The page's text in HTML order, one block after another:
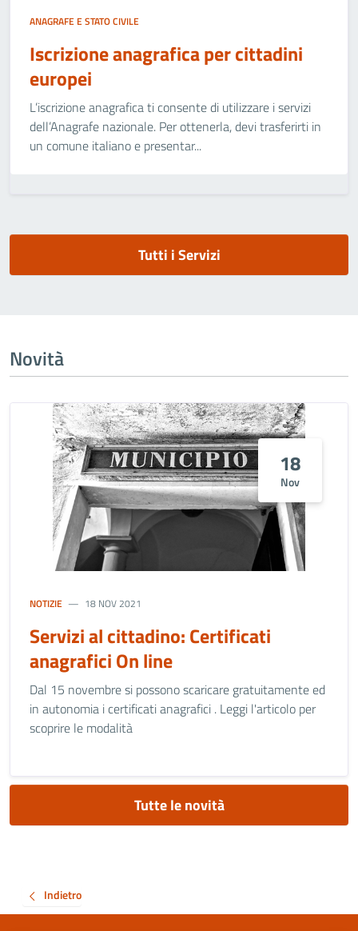
ANAGRAFE E STATO CIVILE
Iscrizione anagrafica per cittadini
europei
L’iscrizione anagrafica ti consente di utilizzare i servizi
dell’Anagrafe nazionale. Per ottenerla, devi trasferirti in
un comune italiano e presentar...
Tutti i Servizi
Novità
18
Nov
NOTIZIE 18 NOV 2021
Servizi al cittadino: Certificati
anagrafici On line
Dal 15 novembre si possono scaricare gratuitamente ed
in autonomia i certificati anagrafici . Leggi l'articolo per
scoprire le modalità
Tutte le novità
Indietro